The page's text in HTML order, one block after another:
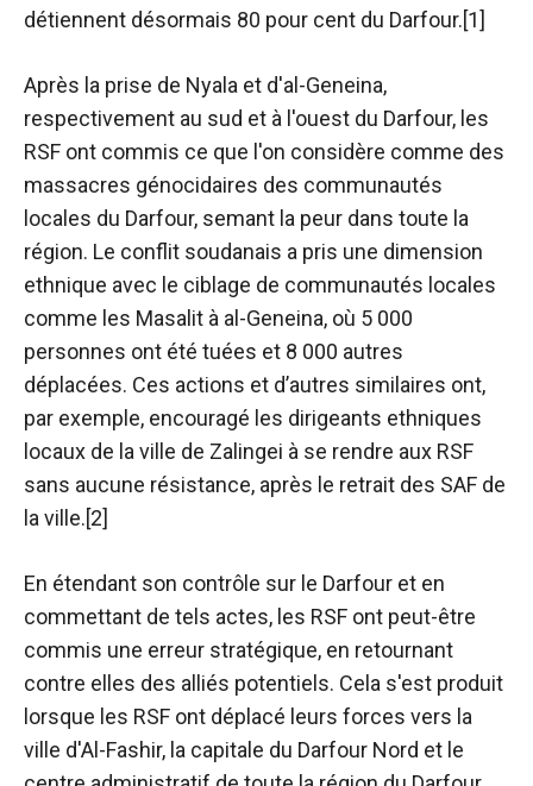
détiennent désormais 80 pour cent du Darfour.[1]
Après la prise de Nyala et d'al-Geneina,
respectivement au sud et à l'ouest du Darfour, les
RSF ont commis ce que l'on considère comme des
massacres génocidaires des communautés
locales du Darfour, semant la peur dans toute la
région. Le conflit soudanais a pris une dimension
ethnique avec le ciblage de communautés locales
comme les Masalit à al-Geneina, où 5 000
personnes ont été tuées et 8 000 autres
déplacées. Ces actions et d’autres similaires ont,
par exemple, encouragé les dirigeants ethniques
locaux de la ville de Zalingei à se rendre aux RSF
sans aucune résistance, après le retrait des SAF de
la ville.[2]
En étendant son contrôle sur le Darfour et en
commettant de tels actes, les RSF ont peut-être
commis une erreur stratégique, en retournant
contre elles des alliés potentiels. Cela s'est produit
lorsque les RSF ont déplacé leurs forces vers la
ville d'Al-Fashir, la capitale du Darfour Nord et le